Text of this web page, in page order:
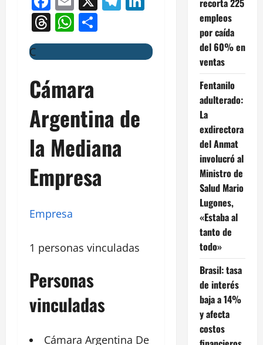
Threads
WhatsApp
C
Cámara
Argentina de
la Mediana
Empresa
Empresa
1 personas vinculadas
Personas
vinculadas
Cámara Argentina De
empleos
por caída
del 60% en
ventas
Fentanilo
adulterado:
La
exdirectora
del Anmat
involucró al
Ministro de
Salud Mario
Lugones,
«Estaba al
tanto de
todo»
Brasil: tasa
de interés
baja a 14%
y afecta
costos